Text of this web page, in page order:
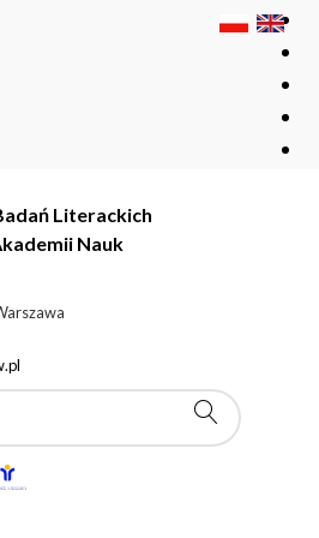
Literackich
Nauk
Polskiej Akademii Nauk
i Edytorstwa Naukowego
i